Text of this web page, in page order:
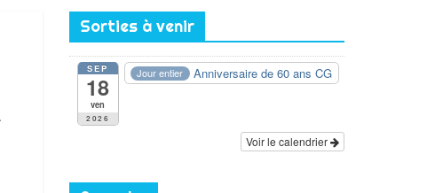
Sorties à venir
SEP
18
ven
2026
Jour entier Anniversaire de 60 ans CG
Voir le calendrier